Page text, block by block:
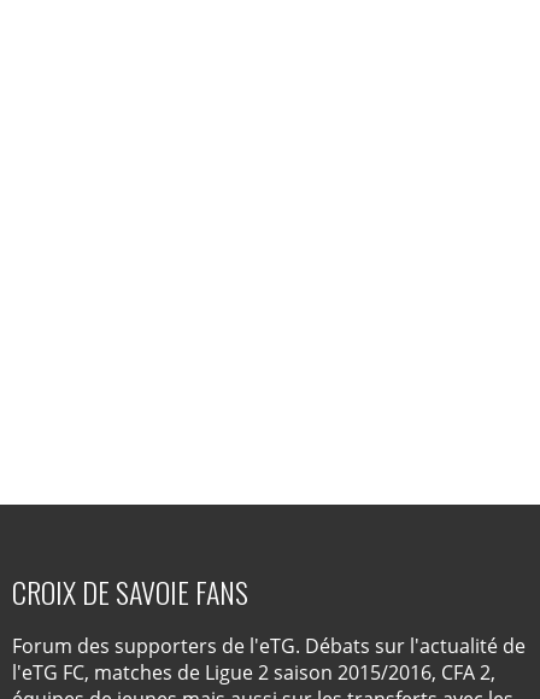
CROIX DE SAVOIE FANS
Forum des supporters de l'eTG. Débats sur l'actualité de
l'eTG FC, matches de Ligue 2 saison 2015/2016, CFA 2,